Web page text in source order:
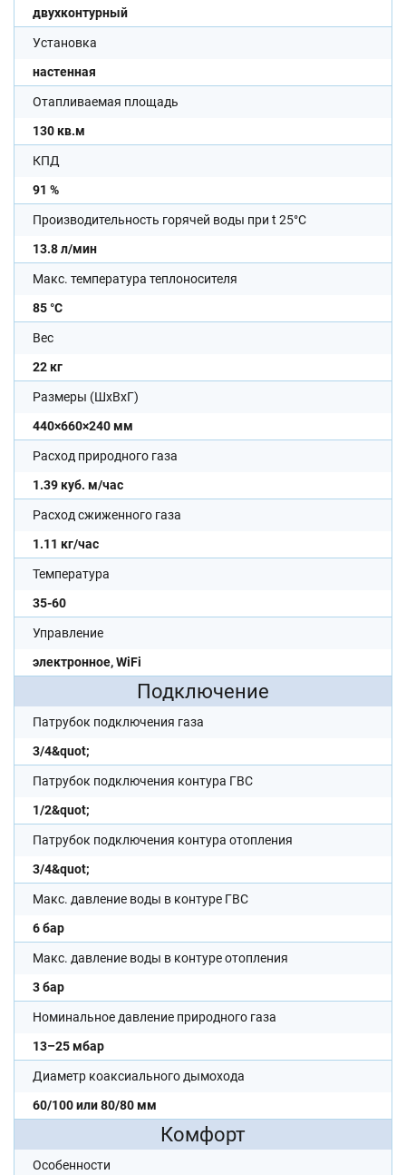
двухконтурный
Установка
настенная
Отапливаемая площадь
130 кв.м
КПД
91 %
Производительность горячей воды при t 25°C
13.8 л/мин
Макс. температура теплоносителя
85 °С
Вес
22 кг
Размеры (ШхВхГ)
440×660×240 мм
Расход природного газа
1.39 куб. м/час
Расход сжиженного газа
1.11 кг/час
Температура
35-60
Управление
электронное, WiFi
Подключение
Патрубок подключения газа
3/4&quot;
Патрубок подключения контура ГВС
1/2&quot;
Патрубок подключения контура отопления
3/4&quot;
Макс. давление воды в контуре ГВС
6 бар
Макс. давление воды в контуре отопления
3 бар
Номинальное давление природного газа
13–25 мбар
Диаметр коаксиального дымохода
60/100 или 80/80 мм
Комфорт
Особенности